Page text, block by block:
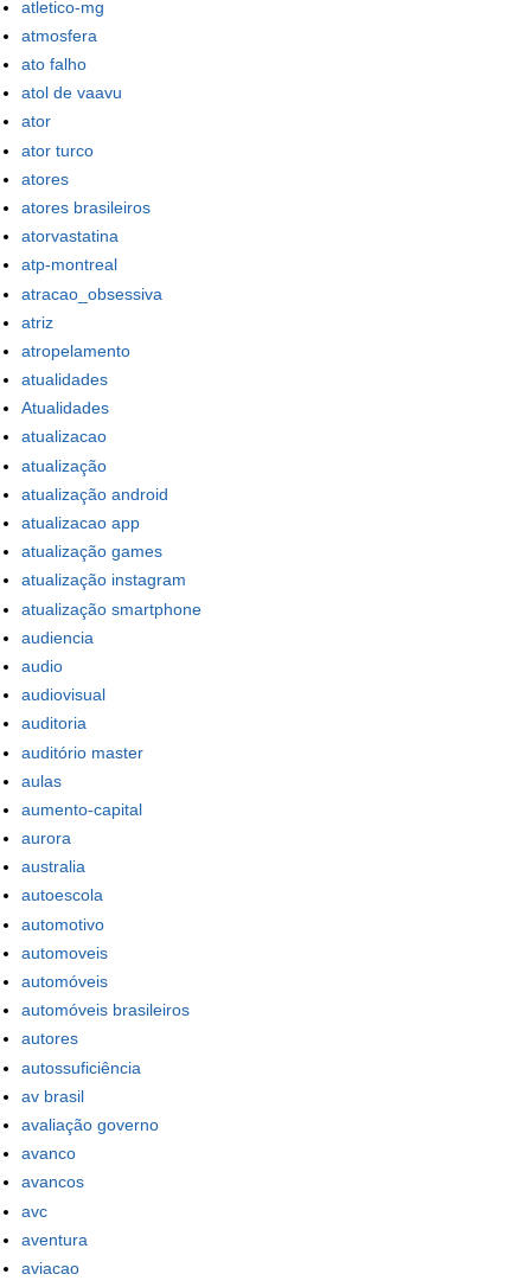
atletico-mg
atmosfera
ato falho
atol de vaavu
ator
ator turco
atores
atores brasileiros
atorvastatina
atp-montreal
atracao_obsessiva
atriz
atropelamento
atualidades
Atualidades
atualizacao
atualização
atualização android
atualizacao app
atualização games
atualização instagram
atualização smartphone
audiencia
audio
audiovisual
auditoria
auditório master
aulas
aumento-capital
aurora
australia
autoescola
automotivo
automoveis
automóveis
automóveis brasileiros
autores
autossuficiência
av brasil
avaliação governo
avanco
avancos
avc
aventura
aviacao